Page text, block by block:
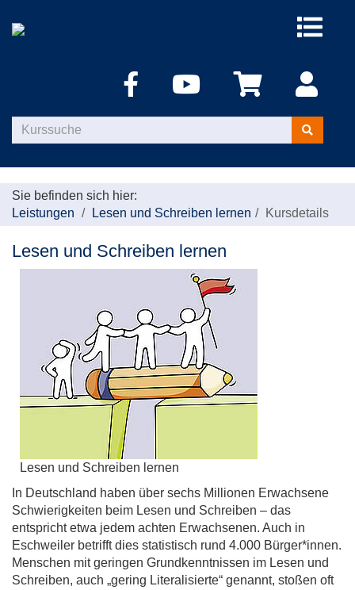
Menü
Kurse
suchen
Sie befinden sich hier:
Leistungen
Lesen und Schreiben lernen Kursdetails
Lesen und Schreiben lernen
Lesen und Schreiben lernen
In Deutschland haben über sechs Millionen Erwachsene
Schwierigkeiten beim Lesen und Schreiben – das
entspricht etwa jedem achten Erwachsenen. Auch in
Eschweiler betrifft dies statistisch rund 4.000 Bürger*innen.
Menschen mit geringen Grundkenntnissen im Lesen und
Schreiben, auch „gering Literalisierte“ genannt, stoßen oft